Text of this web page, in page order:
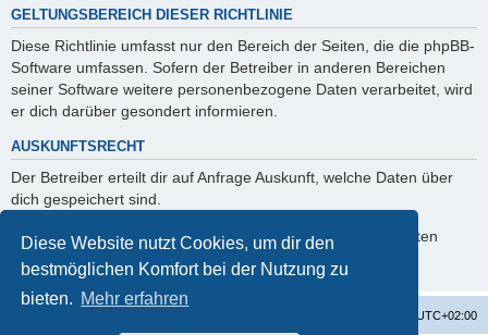
Diese Website nutzt Cookies, um dir den
bestmöglichen Komfort bei der Nutzung zu
bieten. Mehr erfahren
GELTUNGSBEREICH DIESER RICHTLINIE
Diese Richtlinie umfasst nur den Bereich der Seiten, die die phpBB-
Software umfassen. Sofern der Betreiber in anderen Bereichen
seiner Software weitere personenbezogene Daten verarbeitet, wird
er dich darüber gesondert informieren.
AUSKUNFTSRECHT
Der Betreiber erteilt dir auf Anfrage Auskunft, welche Daten über
dich gespeichert sind.
Du kannst jederzeit die Löschung bzw. Sperrung deiner Daten
verlangen. Kontaktiere hierzu bitte den Betreiber.
UTC+02:00